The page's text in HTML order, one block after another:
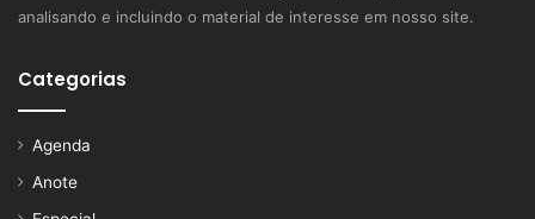
analisando e incluindo o material de interesse em nosso site.
Categorias
Agenda
Anote